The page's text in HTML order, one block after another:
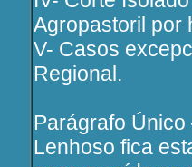
Agropastoril por
V- Casos
Regional.
Parágrafo
Lenhoso fica